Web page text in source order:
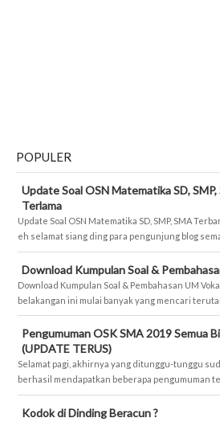
POPULER
Update Soal OSN Matematika SD,
Terlama
Update Soal OSN Matematika SD, SMP, SMA
eh selamat siang ding para pengunjung blog
Download Kumpulan Soal &
Download Kumpulan Soal & Pembahasan UM
belakangan ini mulai banyak yang mencari
Pengumuman OSK SMA 2019 Semua
(UPDATE TERUS)
Selamat pagi, akhirnya yang ditunggu-tunggu
berhasil mendapatkan beberapa pengumuman
Kodok di Dinding Beracun ?